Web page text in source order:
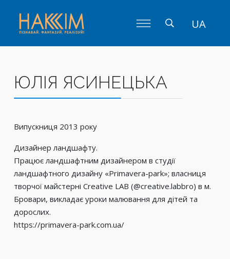
UA
ЮЛІЯ ЯСИНЕЦЬКА
Випускниця 2013 року
Дизайнер ландшафту.
Працює ландшафтним дизайнером в студії
ландшафтного дизайну «Primavera-park»; власниця
творчої майстерні Creative LAB (@creative.labbro) в м.
Бровари, викладає уроки малювання для дітей та
дорослих.
https://primavera-park.com.ua/